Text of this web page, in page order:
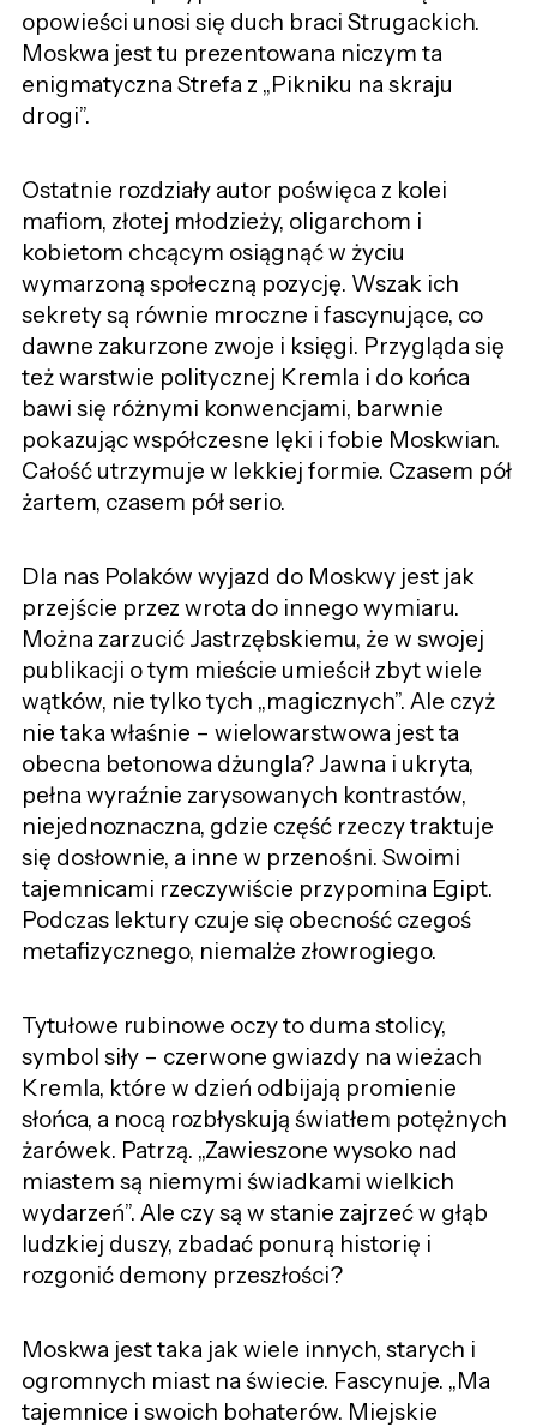
opowieści unosi się duch braci Strugackich.
Moskwa jest tu prezentowana niczym ta
enigmatyczna Strefa z „Pikniku na skraju
drogi”.
Ostatnie rozdziały autor poświęca z kolei
mafiom, złotej młodzieży, oligarchom i
kobietom chcącym osiągnąć w życiu
wymarzoną społeczną pozycję. Wszak ich
sekrety są równie mroczne i fascynujące, co
dawne zakurzone zwoje i księgi. Przygląda się
też warstwie politycznej Kremla i do końca
bawi się różnymi konwencjami, barwnie
pokazując współczesne lęki i fobie Moskwian.
Całość utrzymuje w lekkiej formie. Czasem pół
żartem, czasem pół serio.
Dla nas Polaków wyjazd do Moskwy jest jak
przejście przez wrota do innego wymiaru.
Można zarzucić Jastrzębskiemu, że w swojej
publikacji o tym mieście umieścił zbyt wiele
wątków, nie tylko tych „magicznych”. Ale czyż
nie taka właśnie – wielowarstwowa jest ta
obecna betonowa dżungla? Jawna i ukryta,
pełna wyraźnie zarysowanych kontrastów,
niejednoznaczna, gdzie część rzeczy traktuje
się dosłownie, a inne w przenośni. Swoimi
tajemnicami rzeczywiście przypomina Egipt.
Podczas lektury czuje się obecność czegoś
metafizycznego, niemalże złowrogiego.
Tytułowe rubinowe oczy to duma stolicy,
symbol siły – czerwone gwiazdy na wieżach
Kremla, które w dzień odbijają promienie
słońca, a nocą rozbłyskują światłem potężnych
żarówek. Patrzą. „Zawieszone wysoko nad
miastem są niemymi świadkami wielkich
wydarzeń”. Ale czy są w stanie zajrzeć w głąb
ludzkiej duszy, zbadać ponurą historię i
rozgonić demony przeszłości?
Moskwa jest taka jak wiele innych, starych i
ogromnych miast na świecie. Fascynuje. „Ma
tajemnice i swoich bohaterów. Miejskie